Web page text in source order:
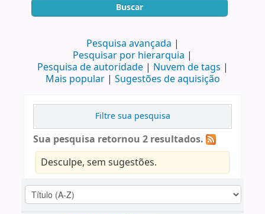
Buscar
Pesquisa avançada
Pesquisar por hierarquia
Pesquisa de autoridade
Nuvem de tags
Mais popular
Sugestões de aquisição
Filtre sua pesquisa
Sua pesquisa retornou 2 resultados.
Desculpe, sem sugestões.